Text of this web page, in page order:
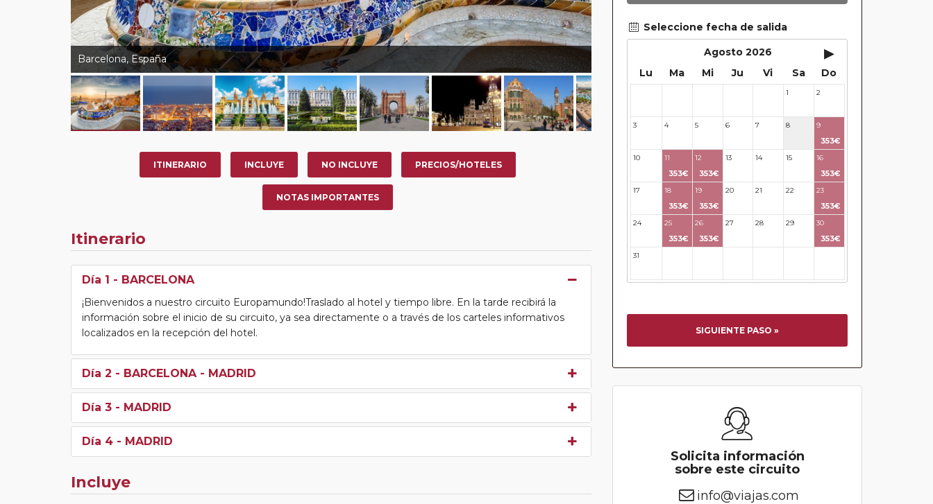
Barcelona, España
ITINERARIO INCLUYE NO INCLUYE PRECIOS/HOTELES
NOTAS IMPORTANTES
Itinerario
Día 1 - BARCELONA
¡Bienvenidos a nuestro circuito Europamundo!Traslado al hotel y tiempo libre. En la tarde recibirá la
información sobre el inicio de su circuito, ya sea directamente o a través de los carteles informativos
localizados en la recepción del hotel.
Día 2 - BARCELONA - MADRID
Día 3 - MADRID
Día 4 - MADRID
Incluye
Seleccione fecha de salida
Agosto 2026
▸
Lu Ma Mi Ju Vi Sa Do
1 2
3 4 5 6 7 8 9
353€
10 11
353€
12
353€
13 14 15 16
353€
17 18
353€
19
353€
20 21 22 23
353€
24 25
353€
26
353€
27 28 29 30
353€
31
SIGUIENTE PASO »
Solicita información
sobre este circuito
info@viajas.com